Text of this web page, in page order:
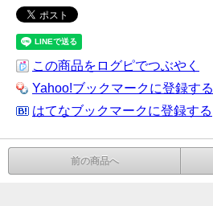
この商品をログピでつぶやく
Yahoo!ブックマークに登録する
はてなブックマークに登録する
前の商品へ